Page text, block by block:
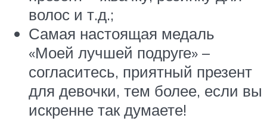
волос и т.д.;
Самая настоящая медаль
«Моей лучшей подруге» –
согласитесь, приятный презент
для девочки, тем более, если вы
искренне так думаете!